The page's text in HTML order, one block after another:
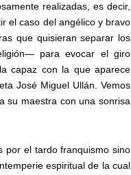
realizadas, es decir,
el caso del angélico y bravo
que quisieran separar los
para evocar el giro
capaz con la que aparece
José Miguel Ullán. Vemos
su maestra con una sonrisa
por el tardo franquismo sino
espiritual de la cual